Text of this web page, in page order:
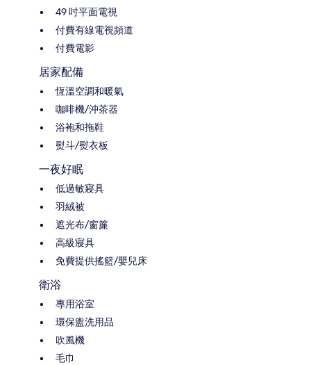
49 吋平面電視
付費有線電視頻道
付費電影
居家配備
恆溫空調和暖氣
咖啡機/沖茶器
浴袍和拖鞋
熨斗/熨衣板
一夜好眠
低過敏寢具
羽絨被
遮光布/窗簾
高級寢具
免費提供搖籃/嬰兒床
衛浴
專用浴室
環保盥洗用品
吹風機
毛巾